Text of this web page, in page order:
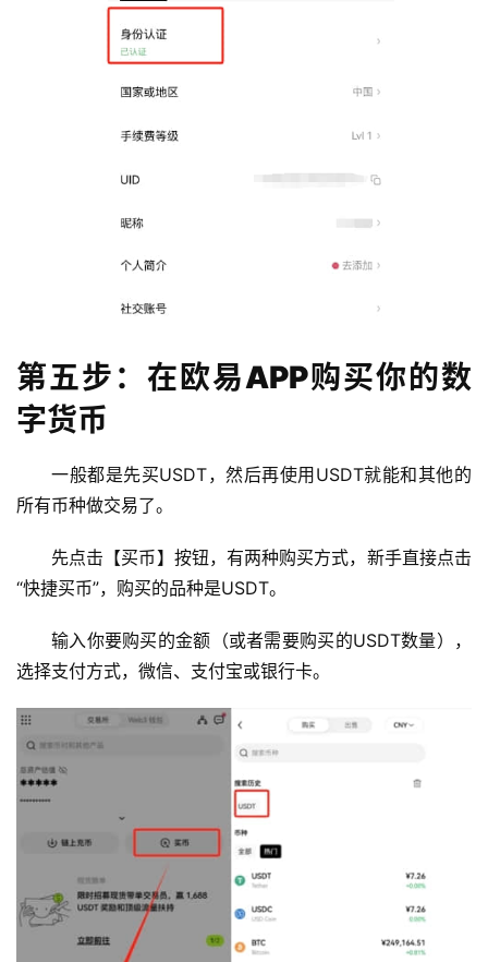
第五步：在欧易APP购买你的数
字货币
一般都是先买USDT，然后再使用USDT就能和其他的
所有币种做交易了。
先点击【买币】按钮，有两种购买方式，新手直接点击
“快捷买币”，购买的品种是USDT。
输入你要购买的金额（或者需要购买的USDT数量），
选择支付方式，微信、支付宝或银行卡。